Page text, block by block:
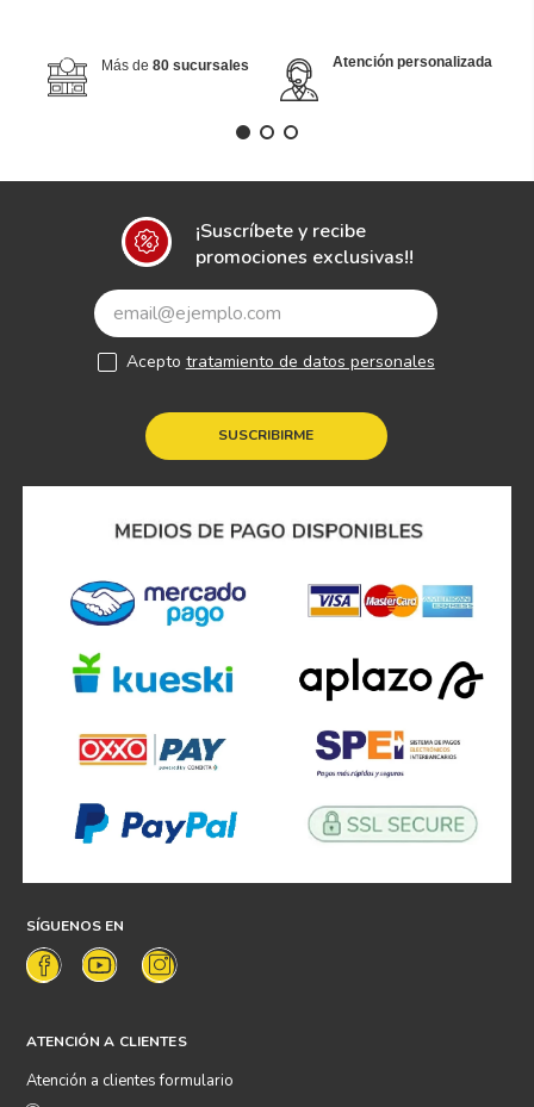
Más de 80 sucursales Atención personalizada
¡Suscríbete y recibe
promociones exclusivas!!
SUSCRIBIRME
Acepto tratamiento de datos personales
SÍGUENOS EN
ATENCIÓN A CLIENTES
Atención a clientes formulario